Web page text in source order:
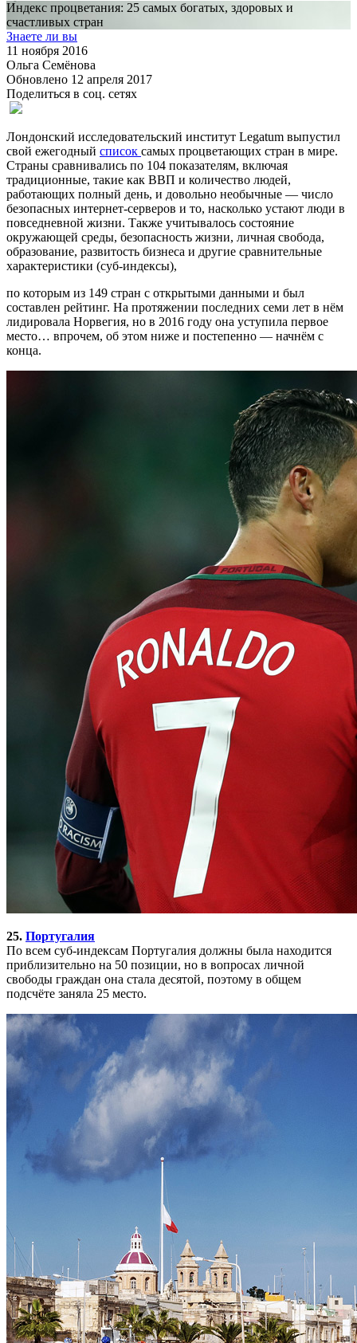
Индекс процветания: 25 самых богатых, здоровых и
счастливых стран
Знаете ли вы
11 ноября 2016
Ольга Семёнова
Обновлено 12 апреля 2017
Поделиться в соц. сетях
Лондонский исследовательский институт Legatum выпустил
свой ежегодный список самых процветающих стран в мире.
Страны сравнивались по 104 показателям, включая
традиционные, такие как ВВП и количество людей,
работающих полный день, и довольно необычные — число
безопасных интернет-серверов и то, насколько устают люди в
повседневной жизни. Также учитывалось состояние
окружающей среды, безопасность жизни, личная свобода,
образование, развитость бизнеса и другие сравнительные
характеристики (суб-индексы),
по которым из 149 стран с открытыми данными и был
составлен рейтинг. На протяжении последних семи лет в нём
лидировала Норвегия, но в 2016 году она уступила первое
место… впрочем, об этом ниже и постепенно — начнём с
конца.
25. Португалия
По всем суб-индексам Португалия должны была находится
приблизительно на 50 позиции, но в вопросах личной
свободы граждан она стала десятой, поэтому в общем
подсчёте заняла 25 место.